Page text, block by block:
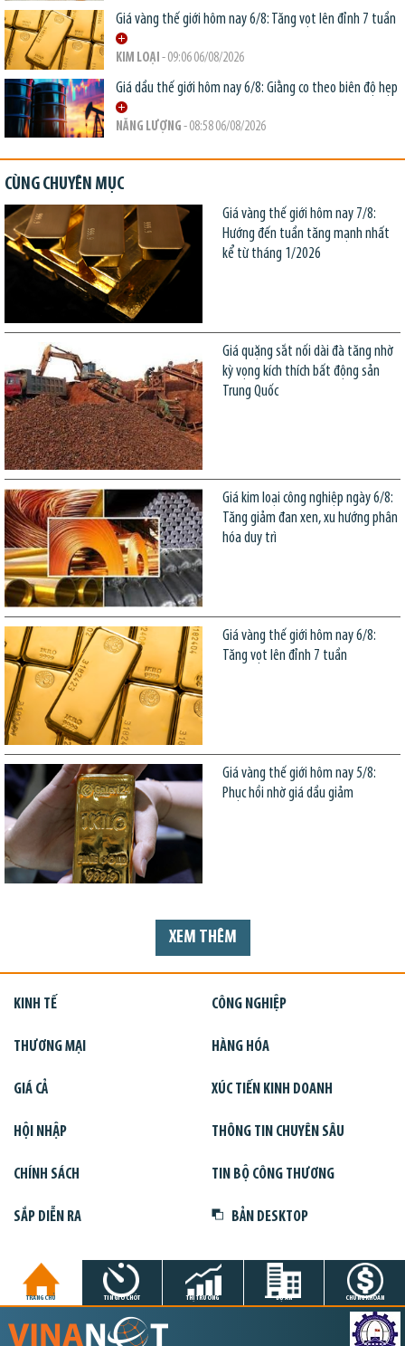
Giá vàng thế giới hôm nay 6/8: Tăng vọt lên đỉnh 7 tuần
KIM LOẠI - 09:06 06/08/2026
Giá dầu thế giới hôm nay 6/8: Giằng co theo biên độ hẹp
NĂNG LƯỢNG - 08:58 06/08/2026
CÙNG CHUYÊN MỤC
Giá vàng thế giới hôm nay 7/8:
Hướng đến tuần tăng mạnh nhất
kể từ tháng 1/2026
Giá quặng sắt nối dài đà tăng nhờ
kỳ vọng kích thích bất động sản
Trung Quốc
Giá kim loại công nghiệp ngày 6/8:
Tăng giảm đan xen, xu hướng phân
hóa duy trì
Giá vàng thế giới hôm nay 6/8:
Tăng vọt lên đỉnh 7 tuần
Giá vàng thế giới hôm nay 5/8:
Phục hồi nhờ giá dầu giảm
XEM THÊM
KINH TẾ CÔNG NGHIỆP
THƯƠNG MẠI HÀNG HÓA
GIÁ CẢ XÚC TIẾN KINH DOANH
HỘI NHẬP THÔNG TIN CHUYÊN SÂU
CHÍNH SÁCH TIN BỘ CÔNG THƯƠNG
SẮP DIỄN RA BẢN DESKTOP
TRANG CHỦ TIN GIỜ CHÓT THỊ TRƯỜNG DỰ ÁN CHỨNG KHOÁN